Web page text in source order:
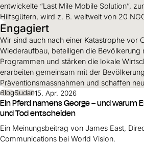
entwickelte “Last Mile Mobile Solution”,
Hilfsgütern, wird z. B. weltweit von 20
Engagiert
Wir sind auch nach einer Katastrophe vor
Wiederaufbau, beteiligen die
Programmen und stärken die lokale
erarbeiten gemeinsam mit der Bevölkerung
Präventionsmassnahmen und schaffen
BlogSudan15. Apr. 2026
Ein Pferd namens George – und warum
und Tod entscheiden
Ein Meinungsbeitrag von James East,
Communications bei World Vision.